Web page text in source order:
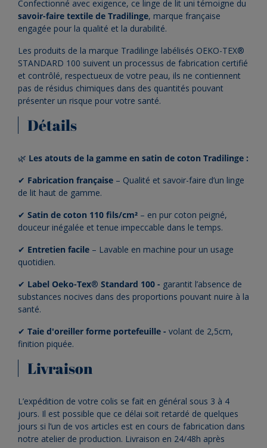
Confectionné avec exigence, ce linge de lit uni témoigne du
savoir-faire textile de Tradilinge, marque française
engagée pour la qualité et la durabilité.
Les produits de la marque Tradilinge labélisés OEKO-TEX®
STANDARD 100 suivent un processus de fabrication certifié
et contrôlé, respectueux de votre peau, ils ne contiennent
pas de résidus chimiques dans des quantités pouvant
présenter un risque pour votre santé.
Détails
🌿 Les atouts de la gamme en satin de coton Tradilinge :
✔ Fabrication française – Qualité et savoir-faire d’un linge
de lit haut de gamme.
✔ Satin de coton 110 fils/cm² – en pur coton peigné,
douceur inégalée et tenue impeccable dans le temps.
✔ Entretien facile – Lavable en machine pour un usage
quotidien.
✔ Label Oeko-Tex® Standard 100 - garantit l’absence de
substances nocives dans des proportions pouvant nuire à la
santé.
✔ Taie d'oreiller forme portefeuille - volant de 2,5cm,
finition piquée.
Livraison
L’expédition de votre colis se fait en général sous 3 à 4
jours. Il est possible que ce délai soit retardé de quelques
jours si l’un de vos articles est en cours de fabrication dans
notre atelier de production. Livraison en 24/48h après